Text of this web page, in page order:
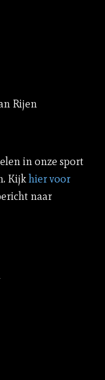
Rijen
in onze sport
Kijkhier voor
naar